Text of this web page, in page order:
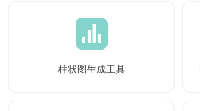
柱状图生成工具